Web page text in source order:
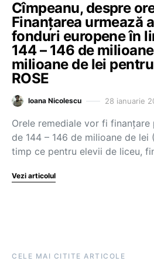
Cîmpeanu, despre
Finanțarea urmează
fonduri europene în
144 – 146 de
milioane de lei
ROSE
Ioana Nicolescu 28 ianuarie
Orele remediale vor fi
de 144 – 146 de milioane de lei
timp ce pentru elevii de liceu,
Vezi articolul
CELE MAI CITITE ARTICOLE